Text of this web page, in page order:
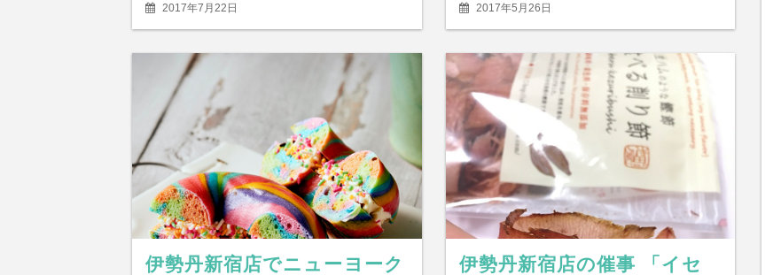
2017年7月22日 2017年5月26日
伊勢丹新宿店でニューヨーク
伊勢丹新宿店の催事 「イセ